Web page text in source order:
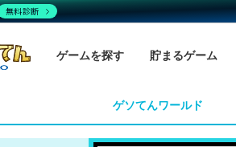
ゲームを探す 貯まるゲーム
ゲソてんワールド
無料診断